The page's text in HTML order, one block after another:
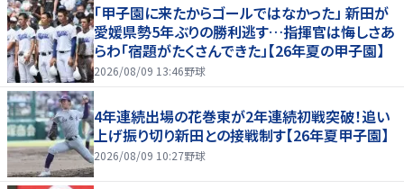
「甲子園に来たからゴールではなかった」 新田が
愛媛県勢5年ぶりの勝利逃す…指揮官は悔しさあ
らわ「宿題がたくさんできた」【26年夏の甲子園】
2026/08/09 13:46野球
4年連続出場の花巻東が2年連続初戦突破！追い
上げ振り切り新田との接戦制す【26年夏甲子園】
2026/08/09 10:27野球